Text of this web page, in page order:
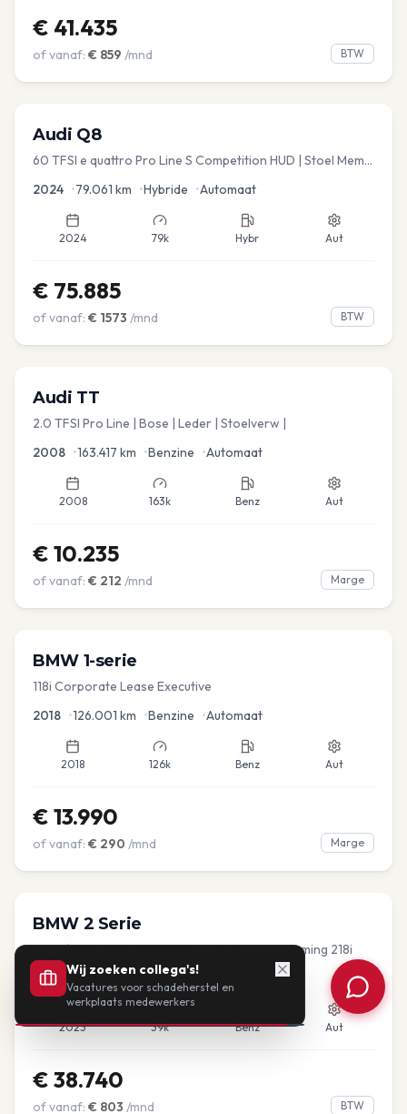
€ 41.435
of vanaf: € 859 /mnd BTW
Audi Q8
60 TFSI e quattro Pro Line S Competition HUD | Stoel Mem. |
2024 •79.061 km •Hybride •Automaat
2024 79k Hybr Aut
€ 75.885
of vanaf: € 1573 /mnd BTW
Audi TT
2.0 TFSI Pro Line | Bose | Leder | Stoelverw |
2008 •163.417 km •Benzine •Automaat
2008 163k Benz Aut
€ 10.235
of vanaf: € 212 /mnd Marge
BMW 1-serie
118i Corporate Lease Executive
2018 •126.001 km •Benzine •Automaat
2018 126k Benz Aut
€ 13.990
of vanaf: € 290 /mnd Marge
BMW 2 Serie
Coupé PanoDak Camera M-sport Stoelverwarming 218i
2023
•38.537km •Benzine
2023 39k Benz Aut
€ 38.740
of vanaf: € 803 /mnd BTW
Wij zoeken collega's!
Vacatures voor schadeherstel en
werkplaats medewerkers